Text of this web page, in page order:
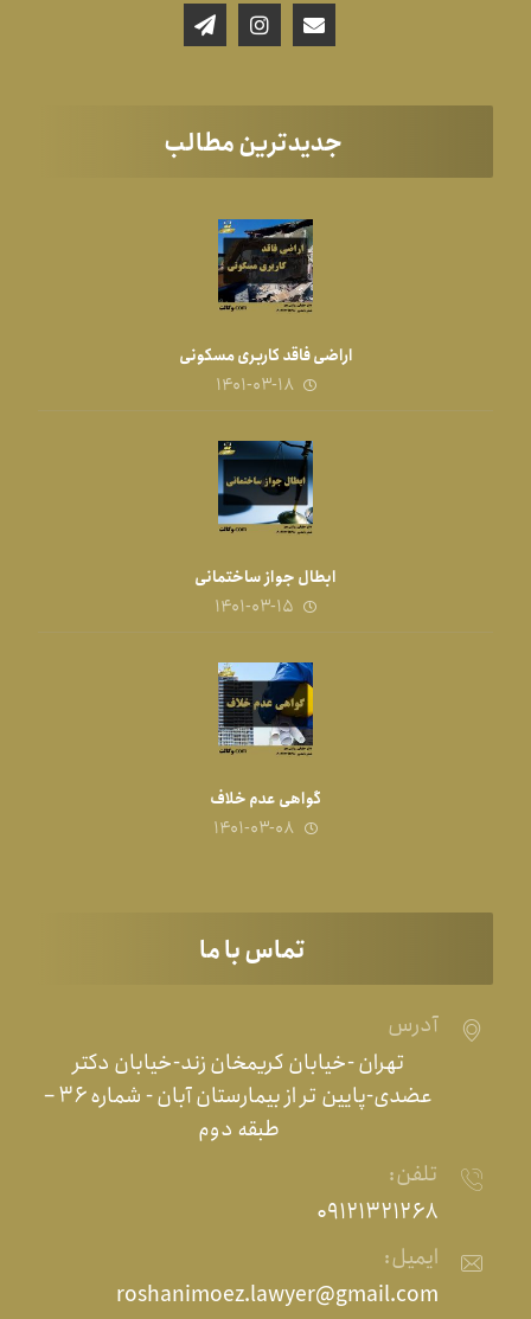
جدیدترین مطالب
اراضی فاقد کاربری مسکونی
۱۴۰۱-۰۳-۱۸
ابطال جواز ساختمانی
۱۴۰۱-۰۳-۱۵
گواهی عدم خلاف
۱۴۰۱-۰۳-۰۸
تماس با ما
آدرس
تهران -خیابان کریمخان زند-خیابان دکتر
عضدی-پایین تر از بیمارستان آبان - شماره ۳۶ –
طبقه دوم
تلفن:
۰۹۱۲۱۳۲۱۲۶۸
ایمیل:
roshanimoez.lawyer@gmail.com